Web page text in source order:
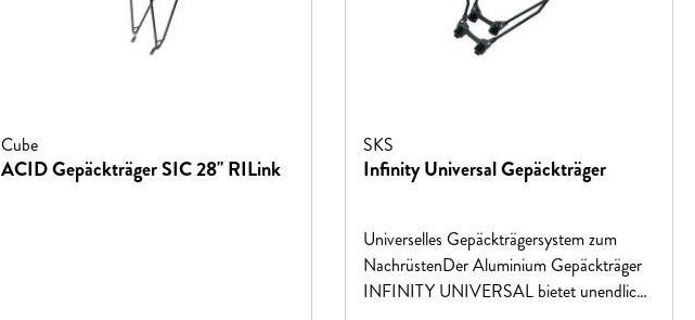
Cube
ACID Gepäckträger SIC 28" RILink
SKS
Infinity Universal Gepäckträger
Universelles Gepäckträgersystem zum
NachrüstenDer Aluminium Gepäckträger
INFINITY UNIVERSAL bietet unendlich